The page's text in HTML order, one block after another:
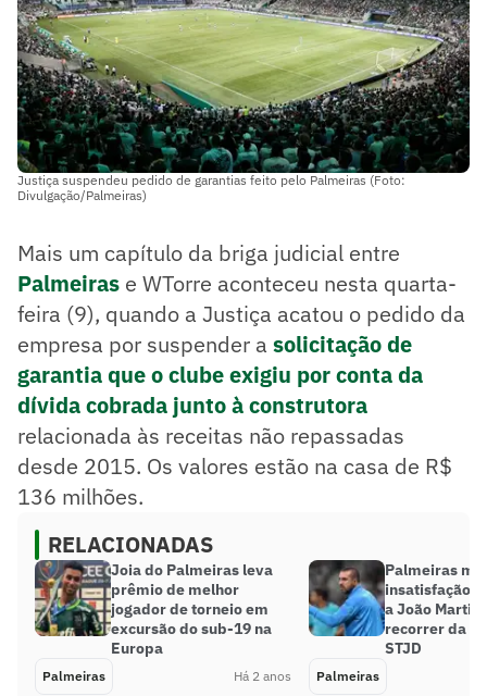
Justiça suspendeu pedido de garantias feito pelo Palmeiras (Foto:
Divulgação/Palmeiras)
Mais um capítulo da briga judicial entre
Palmeiras e WTorre aconteceu nesta quarta-
feira (9), quando a Justiça acatou o pedido da
empresa por suspender a solicitação de
garantia que o clube exigiu por conta da
dívida cobrada junto à construtora
relacionada às receitas não repassadas
desde 2015. Os valores estão na casa de R$
136 milhões.
RELACIONADAS
Joia do Palmeiras leva
prêmio de melhor
jogador de torneio em
excursão do sub-19 na
Europa
Palmeiras Há 2 anos
Palmeiras
insatisfação
a João
recorrer da
STJD
Palmeiras